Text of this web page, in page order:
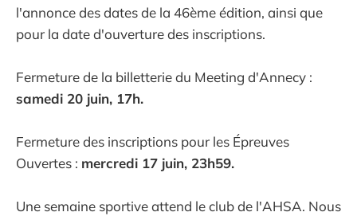
l'annonce des dates de la 46ème édition, ainsi que
pour la date d'ouverture des inscriptions.
Fermeture de la billetterie du Meeting d'Annecy :
samedi 20 juin, 17h.
Fermeture des inscriptions pour les Épreuves
Ouvertes : mercredi 17 juin, 23h59.
Une semaine sportive attend le club de l'AHSA. Nous